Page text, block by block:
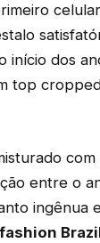
dos
top
entre o
ingênua